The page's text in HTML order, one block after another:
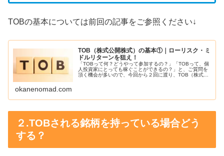
TOBの基本については前回の記事をご参照ください↓
TOB（株式公開株式）の基本①｜ローリスク・ミ
ドルリターンを狙え！
「TOBって何？どうやって参加するの？」「TOBって、個
人投資家にとっても稼ぐことができるの？」と、ご質問を
頂く機会が多いので、今回から２回に渡り、TOB（株式公
okanenomad.com
２.TOBされる銘柄を持っている場合どう
する？